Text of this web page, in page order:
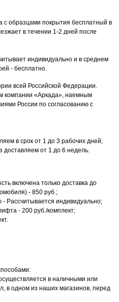
образцами покрытия бесплатный в
в течении 1-2 дней после
индивидуально и в среднем
- бесплатно.
всей Российской Федерации.
компании «Аркада», наемным
России по согласованию с
в срок от 1 до 3 рабочих дней;
доставляем от 1 до 6 недель.
включена только доставка до
- 850 руб.;
- Рассчитывается индивидуально;
- 200 руб./комплект;
в наличными или
в одном из наших магазинов, перед